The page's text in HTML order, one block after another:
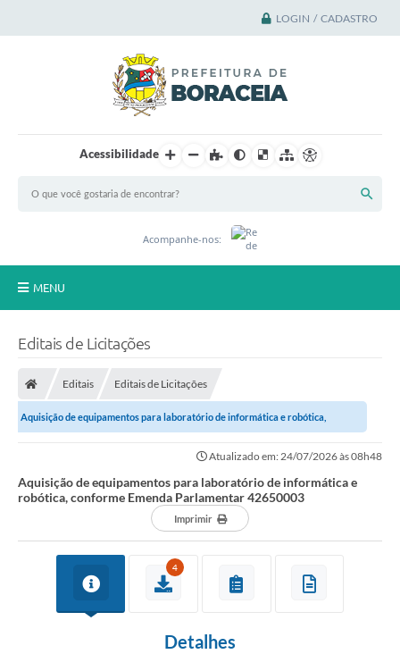
LOGIN / CADASTRO
Acessibilidade
Acompanhe-nos:
MENU
Notícias
Publicações Oficiais
Serviços Online
Contato
Editais de Licitações
Editais Editais de Licitações
Aquisição de equipamentos para laboratório de informática e robótica,
Atualizado em: 24/07/2026 às 08h48
Aquisição de equipamentos para laboratório de informática e
robótica, conforme Emenda Parlamentar 42650003
Imprimir
4
Detalhes